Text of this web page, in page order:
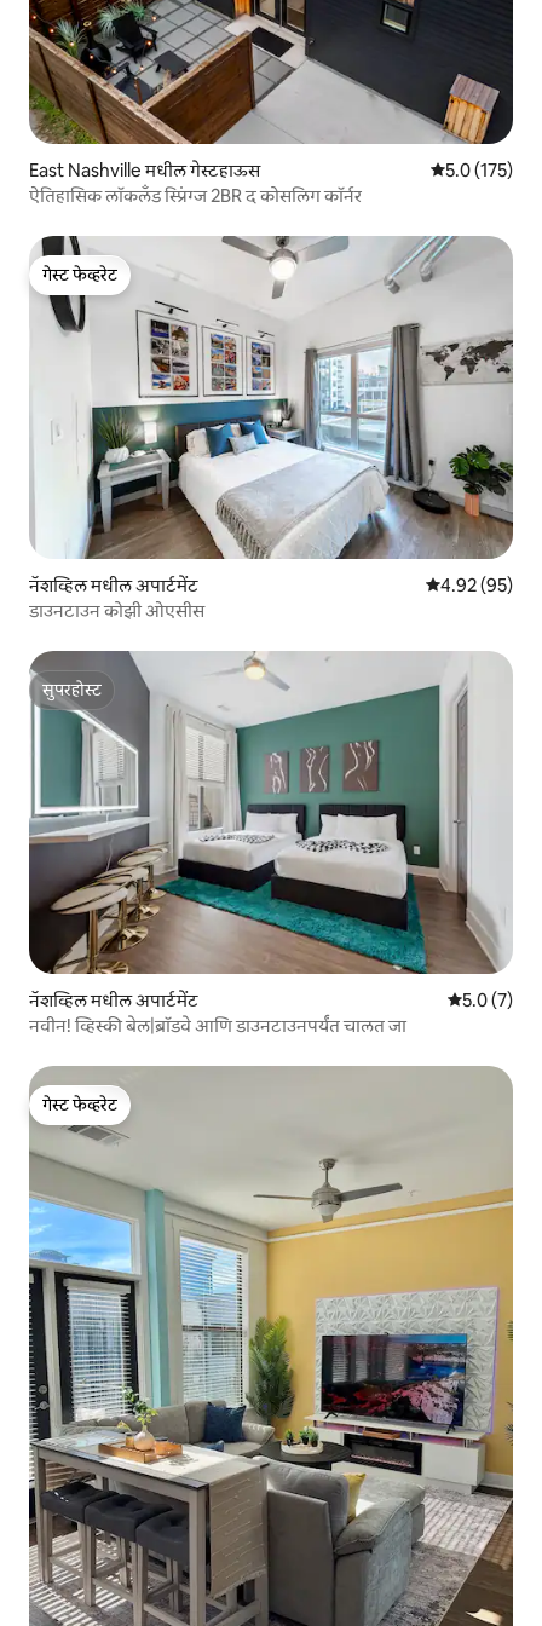
East Nashville मधील गेस्टहाऊस 5 पैकी 5.0
5.0 (175)
ऐतिहासिक लॉकलँड स्प्रिंग्ज 2BR द कोसलिग कॉर्नर
गेस्ट फेव्हरेट
गेस्ट फेव्हरेट
नॅशव्हिल मधील अपार्टमेंट 5 पैकी 4.92
4.92 (95)
डाउनटाउन कोझी ओएसीस
सुपरहोस्ट
सुपरहोस्ट
नॅशव्हिल मधील अपार्टमेंट 5 पैकी 5.0
5.0 (7)
नवीन! व्हिस्की बेल|ब्रॉडवे आणि डाउनटाउनपर्यंत चालत जा
गेस्ट फेव्हरेट
गेस्ट फेव्हरेट